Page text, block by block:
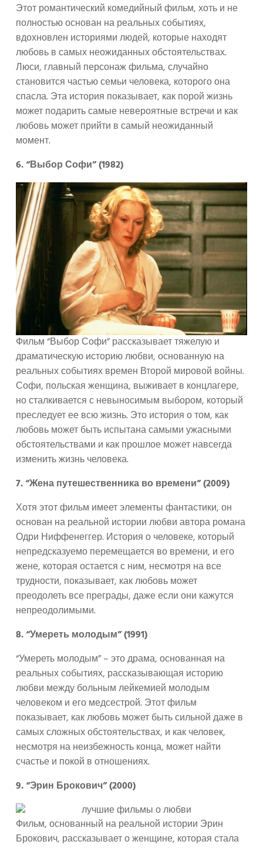
Этот романтический комедийный фильм, хоть и не
полностью основан на реальных событиях,
вдохновлен историями людей, которые находят
любовь в самых неожиданных обстоятельствах.
Люси, главный персонаж фильма, случайно
становится частью семьи человека, которого она
спасла. Эта история показывает, как порой жизнь
может подарить самые невероятные встречи и как
любовь может прийти в самый неожиданный
момент.
6. “Выбор Софи” (1982)
Фильм “Выбор Софи” рассказывает тяжелую и
драматическую историю любви, основанную на
реальных событиях времен Второй мировой войны.
Софи, польская женщина, выживает в концлагере,
но сталкивается с невыносимым выбором, который
преследует ее всю жизнь. Это история о том, как
любовь может быть испытана самыми ужасными
обстоятельствами и как прошлое может навсегда
изменить жизнь человека.
7. “Жена путешественника во времени” (2009)
Хотя этот фильм имеет элементы фантастики, он
основан на реальной истории любви автора романа
Одри Ниффенеггер. История о человеке, который
непредсказуемо перемещается во времени, и его
жене, которая остается с ним, несмотря на все
трудности, показывает, как любовь может
преодолеть все преграды, даже если они кажутся
непреодолимыми.
8. “Умереть молодым” (1991)
“Умереть молодым” – это драма, основанная на
реальных событиях, рассказывающая историю
любви между больным лейкемией молодым
человеком и его медсестрой. Этот фильм
показывает, как любовь может быть сильной даже в
самых сложных обстоятельствах, и как человек,
несмотря на неизбежность конца, может найти
счастье и покой в отношениях.
9. “Эрин Брокович” (2000)
Фильм, основанный на реальной истории Эрин
Брокович, рассказывает о женщине, которая стала